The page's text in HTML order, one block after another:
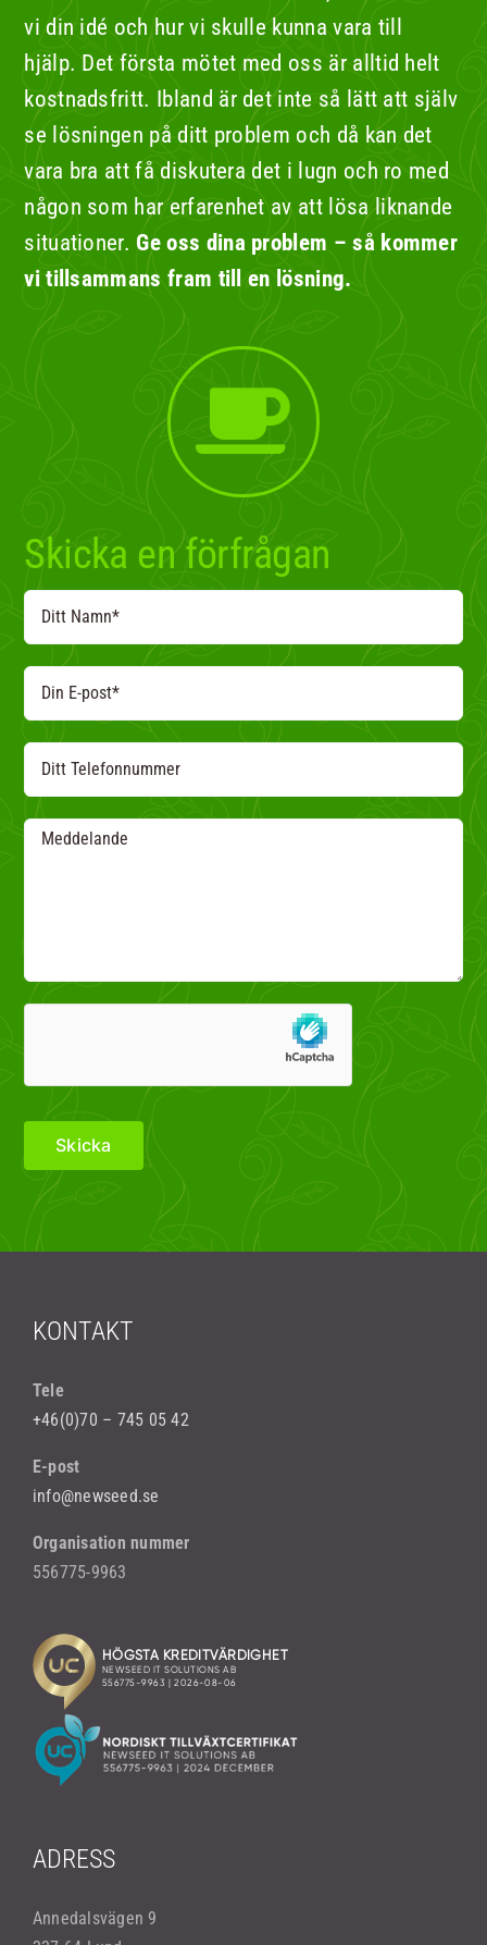
vi din idé och hur vi skulle kunna vara till
hjälp. Det första mötet med oss är alltid helt
kostnadsfritt. Ibland är det inte så lätt att själv
se lösningen på ditt problem och då kan det
vara bra att få diskutera det i lugn och ro med
någon som har erfarenhet av att lösa liknande
situationer. Ge oss dina problem – så kommer
vi tillsammans fram till en lösning.
Skicka en förfrågan
KONTAKT
Tele
+46(0)70 – 745 05 42
E-post
info@newseed.se
Organisation nummer
556775-9963
ADRESS
Annedalsvägen 9